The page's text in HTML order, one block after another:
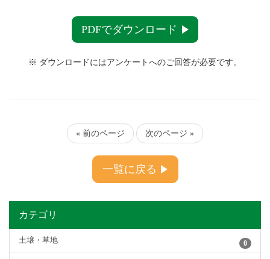
PDFでダウンロード
※ ダウンロードにはアンケートへのご回答が必要です。
« 前のページ 次のページ »
一覧に戻る
カテゴリ
土壌・草地 0